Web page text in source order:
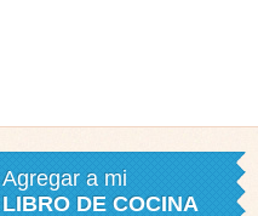
Agregar a mi
LIBRO DE COCINA